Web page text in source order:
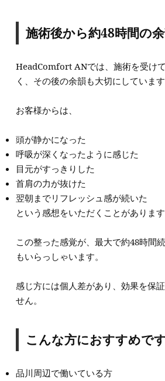
施術後から約48時間の
HeadComfort ANでは、施術を受け
く、その後の余韻も大切にしています
お客様からは、
頭が静かになった
呼吸が深くなったように感じた
目元がすっきりした
首肩の力が抜けた
翌朝までリフレッシュ感が続いた
という感想をいただくことがあります
この整った感覚が、最大で約48時間
もいらっしゃいます。
感じ方には個人差があり、効果を保
せん。
こんな方におすすめで
品川周辺で働いている方